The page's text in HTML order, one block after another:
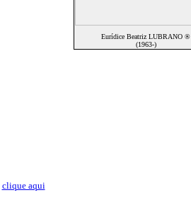
Eurídice Beatriz LUBRANO ®
(1963-)
clique aqui